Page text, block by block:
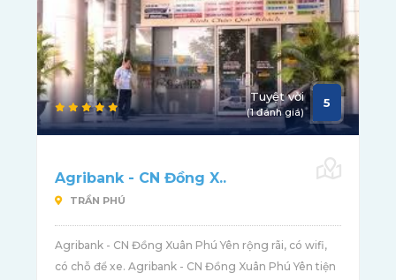
Tuyệt vời
(1 đánh giá)
5
Agribank - CN Đồng X..
TRẦN PHÚ
Agribank - CN Đồng Xuân Phú Yên rộng rãi, có wifi,
có chỗ để xe. Agribank - CN Đồng Xuân Phú Yên tiện